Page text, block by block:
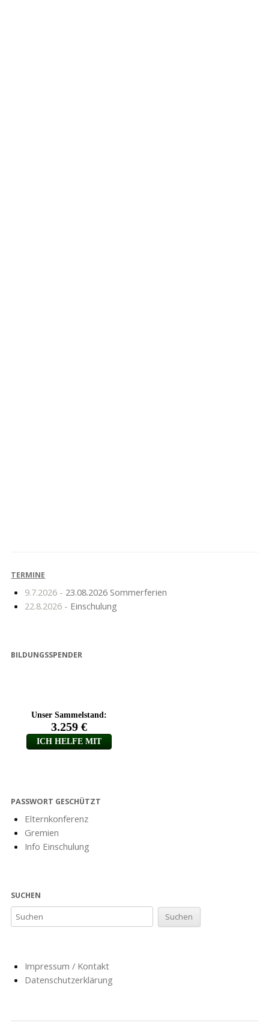
TERMINE
9.7.2026 - 23.08.2026 Sommerferien
22.8.2026 - Einschulung
BILDUNGSSPENDER
PASSWORT GESCHÜTZT
Elternkonferenz
Gremien
Info Einschulung
SUCHEN
Impressum / Kontakt
Datenschutzerklärung